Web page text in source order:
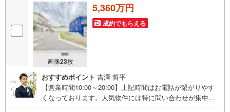
画像23枚
5,360万円
成約でもらえる
おすすめポイント 吉澤 哲平
【営業時間10:00～20:00】上記時間はお電話が繋がりやす
くなっております。人気物件には特に問い合わせが集中す